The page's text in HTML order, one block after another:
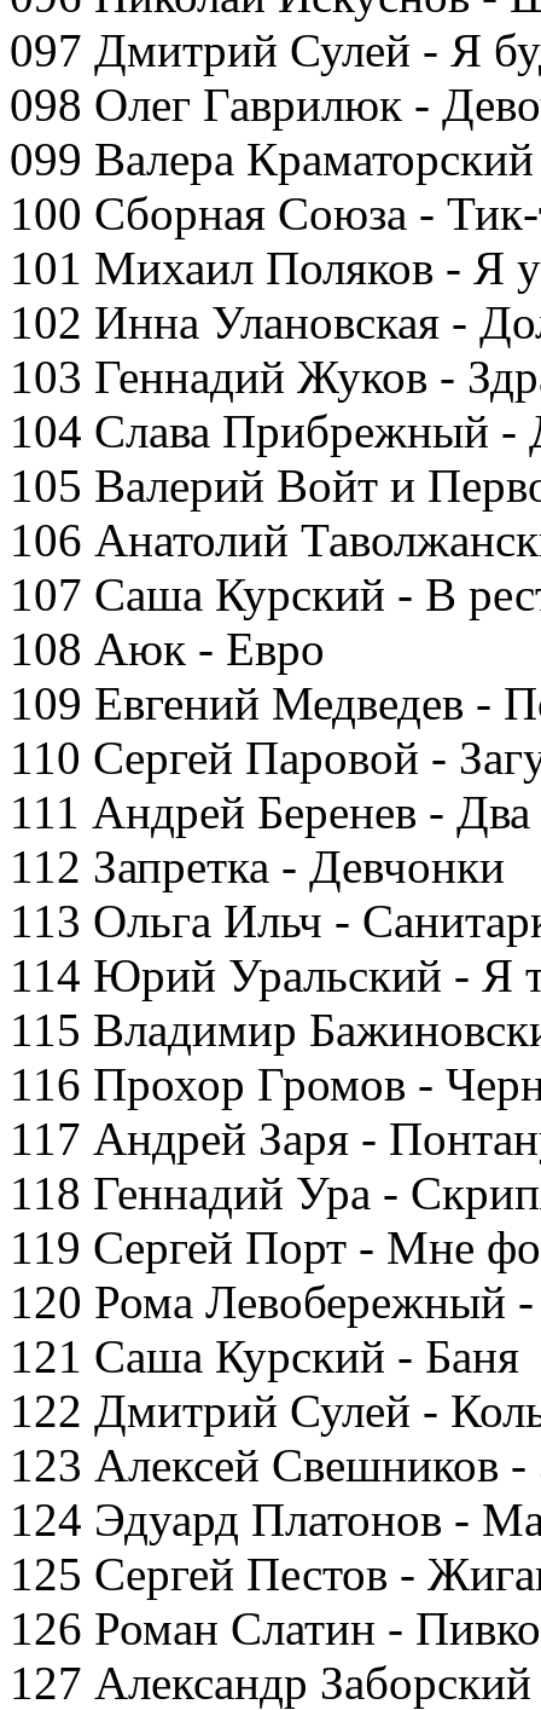
097 Дмитрий Сулей - Я
098 Олег Гаврилюк -
099 Валера
100 Сборная Союза - Тик-
101 Михаил Поляков - Я
102 Инна Улановская -
103 Геннадий Жуков -
104 Слава Прибрежный -
105 Валерий Войт и
106 Анатолий
107 Саша Курский - В
108 Аюк - Евро
109 Евгений Медведев -
110 Сергей Паровой -
111 Андрей Беренев - Два
112 Запретка - Девчонки
113 Ольга Ильч -
114 Юрий Уральский - Я
115 Владимир
116 Прохор Громов -
117 Андрей Заря -
118 Геннадий Ура -
119 Сергей Порт - Мне
120 Рома Левобережный -
121 Саша Курский - Баня
122 Дмитрий Сулей -
123 Алексей Свешников -
124 Эдуард Платонов -
125 Сергей Пестов -
126 Роман Слатин - Пивко
127 Александр